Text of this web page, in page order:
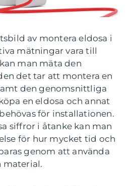
av montera eldosa i
mätningar vara till
man mäta den
det tar att montera en
den genomsnittliga
en eldosa och annat
för installationen.
siffror i åtanke kan man
för hur mycket tid och
genom att använda
material.